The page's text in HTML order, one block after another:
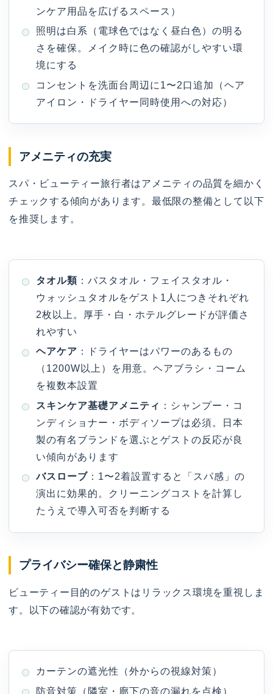
ンケア用品を広げるスペース）
照明は白系（電球色ではなく昼白色）の明る
さを確保。メイク時に色の確認がしやすい環
境にする
コンセントを洗面台周辺に1〜2口追加（ヘア
アイロン・ドライヤー同時使用への対応）
アメニティの充実
スパ・ビューティー旅行者はアメニティの品質を細かく
チェックする傾向があります。最低限の整備として以下
を推奨します。
タオル類 ：バスタオル・フェイスタオル・
ウォッシュタオルをゲスト1人につきそれぞれ
2枚以上。厚手・白・ホテルグレードが評価さ
れやすい
ヘアケア ：ドライヤーはパワーのあるもの
（1200W以上）を用意。ヘアブラシ・コーム
を複数本設置
スキンケア基礎アメニティ ：シャンプー・コ
ンディショナー・ボディソープは必須。日本
製の有名ブランドを選ぶとゲストの反応が良
い傾向があります
バスローブ ：1〜2着設置すると「スパ感」の
演出に効果的。クリーニングコストを計算し
たうえで導入可否を判断する
プライバシー確保と静粛性
ビューティー目的のゲストはリラックス環境を重視しま
す。以下の確認が有効です。
カーテンの遮光性（外からの視線対策）
防音対策（隣室・廊下の音の漏れを点検）